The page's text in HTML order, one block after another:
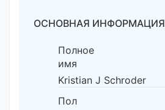
ОСНОВНАЯ ИНФОРМАЦИЯ
Полное
имя
Kristian J Schroder
Пол